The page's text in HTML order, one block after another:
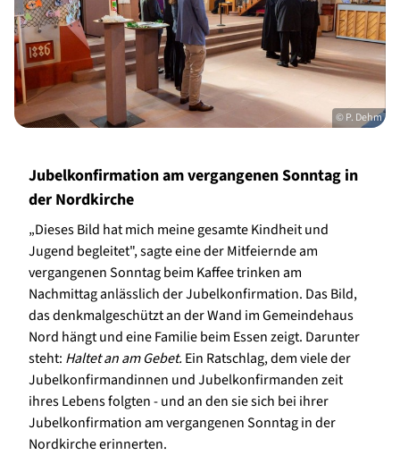
© P. Dehm
Jubelkonfirmation am vergangenen Sonntag in
der Nordkirche
„Dieses Bild hat mich meine gesamte Kindheit und
Jugend begleitet", sagte eine der Mitfeiernde am
vergangenen Sonntag beim Kaffee trinken am
Nachmittag anlässlich der Jubelkonfirmation. Das Bild,
das denkmalgeschützt an der Wand im Gemeindehaus
Nord hängt und eine Familie beim Essen zeigt. Darunter
steht: Haltet an am Gebet. Ein Ratschlag, dem viele der
Jubelkonfirmandinnen und Jubelkonfirmanden zeit
ihres Lebens folgten - und an den sie sich bei ihrer
Jubelkonfirmation am vergangenen Sonntag in der
Nordkirche erinnerten.